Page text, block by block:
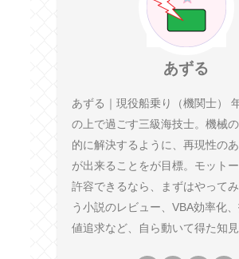
あずる
あずる｜現役船乗り（機関士）
の上で過ごす三級海技士。機械
的に解決するように、再現性の
が出来ることをが目標。モット
許容できるなら、まずはやって
う小説のレビュー、VBA効率化
値追求など、自ら動いて得た知見